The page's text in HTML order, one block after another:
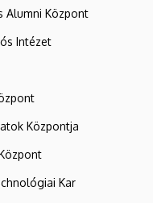
Alumni Központ
Intézet
Központja
Kar